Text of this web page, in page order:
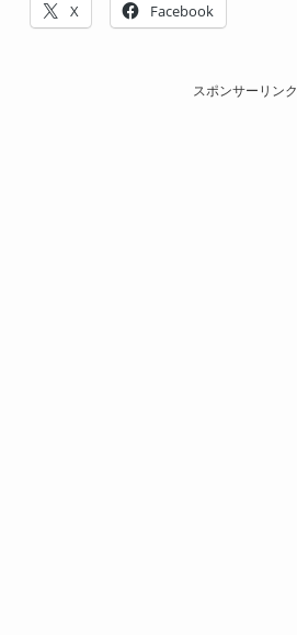
X Facebook
スポンサーリンク